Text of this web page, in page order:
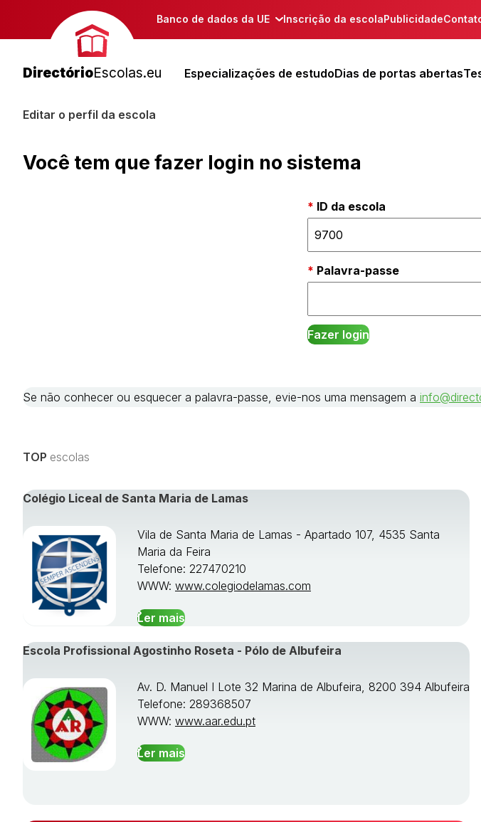
Banco de dados da UE Inscrição da escolaPublicidade
DirectórioEscolas.eu Especializações de estudoDias de portas abertas
Editar o perfil da escola
Você tem que fazer login no sistema
ID da escola
Palavra-passe
Se não conhecer ou esquecer a palavra-passe, evie-nos uma mensagem a
TOP escolas
Colégio Liceal de Santa Maria de Lamas
Vila de Santa Maria de Lamas - Apartado 107, 4535 Santa
Maria da Feira
Telefone: 227470210
WWW: www.colegiodelamas.com
Ler mais
Escola Profissional Agostinho Roseta - Pólo de Albufeira
Av. D. Manuel I Lote 32 Marina de Albufeira, 8200 394 Albufeira
Telefone: 289368507
WWW: www.aar.edu.pt
Ler mais